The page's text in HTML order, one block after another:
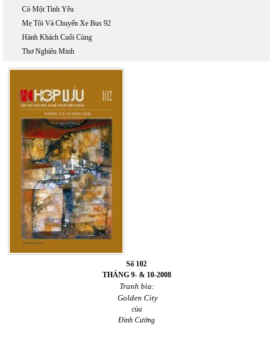
Có Một Tình Yêu
Mẹ Tôi Và Chuyến Xe Bus 92
Hành Khách Cuối Cùng
Thơ Nghiêu Minh
Số 102
THÁNG 9- & 10-2008
Tranh bìa:
Golden City
của
Đinh Cường